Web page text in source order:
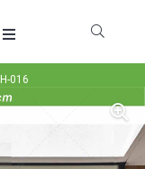
016